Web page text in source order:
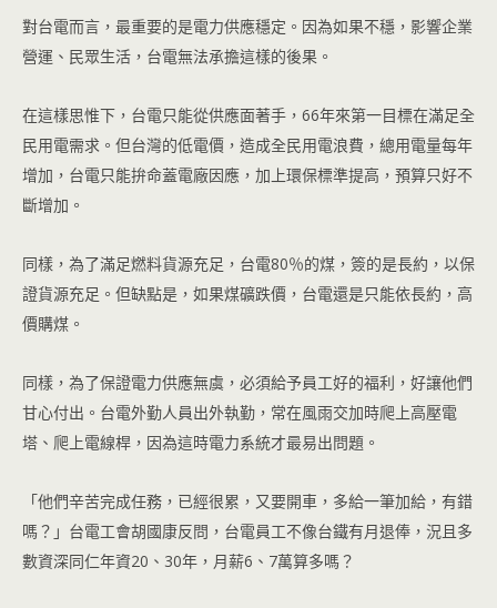
對台電而言，最重要的是電力供應穩定。因為如果不穩，影響企業
營運、民眾生活，台電無法承擔這樣的後果。
在這樣思惟下，台電只能從供應面著手，66年來第一目標在滿足全
民用電需求。但台灣的低電價，造成全民用電浪費，總用電量每年
增加，台電只能拚命蓋電廠因應，加上環保標準提高，預算只好不
斷增加。
同樣，為了滿足燃料貨源充足，台電80％的煤，簽的是長約，以保
證貨源充足。但缺點是，如果煤礦跌價，台電還是只能依長約，高
價購煤。
同樣，為了保證電力供應無虞，必須給予員工好的福利，好讓他們
甘心付出。台電外勤人員出外執勤，常在風雨交加時爬上高壓電
塔、爬上電線桿，因為這時電力系統才最易出問題。
「他們辛苦完成任務，已經很累，又要開車，多給一筆加給，有錯
嗎？」台電工會胡國康反問，台電員工不像台鐵有月退俸，況且多
數資深同仁年資20、30年，月薪6、7萬算多嗎？